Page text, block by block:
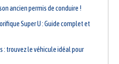
ancien permis de conduire !
Super U : Guide complet et
: trouvez le véhicule idéal pour